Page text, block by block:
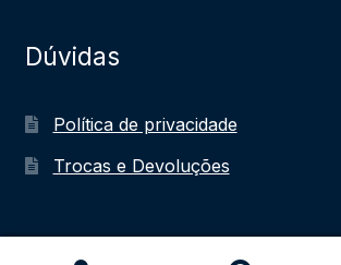
Dúvidas
Política de privacidade
Trocas e Devoluções